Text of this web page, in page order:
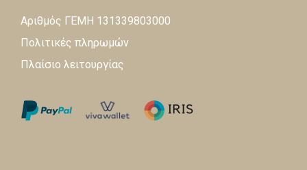
Αριθμός ΓΕΜΗ 131339803000
Πολιτικές πληρωμών
Πλαίσιο λειτουργίας